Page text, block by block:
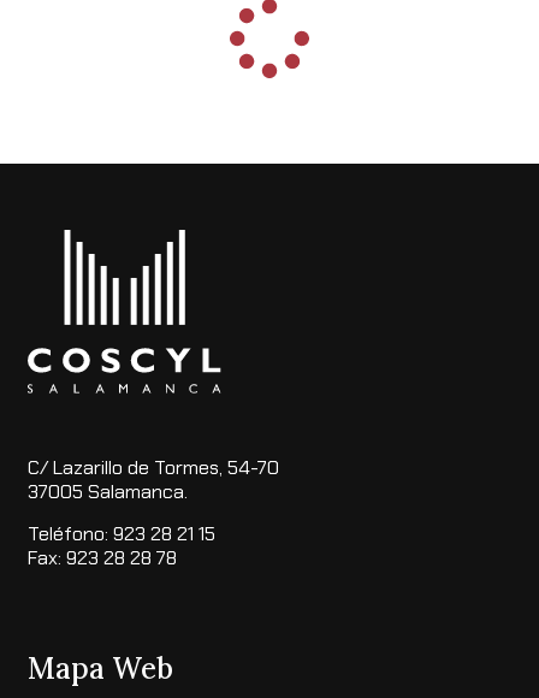
C/ Lazarillo de Tormes, 54-70
37005 Salamanca.
Teléfono: 923 28 21 15
Fax: 923 28 28 78
Mapa Web